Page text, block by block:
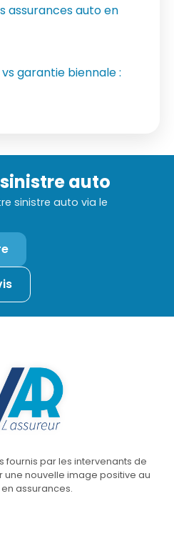
assurances auto en
garantie biennale :
auto
sinistre auto via le
fournis par les intervenants de
nouvelle image positive au
assurances.